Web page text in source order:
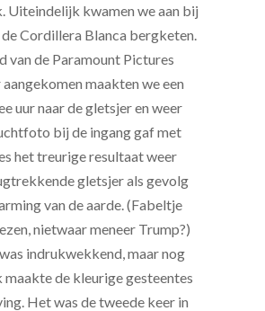
Uiteindelijk kwamen we aan bij
Cordillera Blanca bergketen.
van de Paramount Pictures
maakten we een
uur naar de gletsjer en weer
bij de ingang gaf met
het treurige resultaat weer
gletsjer als gevolg
van de aarde. (Fabeltje
nietwaar meneer Trump?)
indrukwekkend, maar nog
maakte de kleurige gesteentes
Het was de tweede keer in